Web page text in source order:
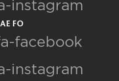
instagram
FO
facebook
instagram